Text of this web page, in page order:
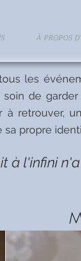
À PROPOS
les
de
retrouver,
sa propre
à l'infini